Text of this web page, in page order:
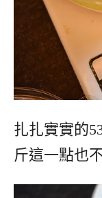
扎扎實實的
斤這一點也